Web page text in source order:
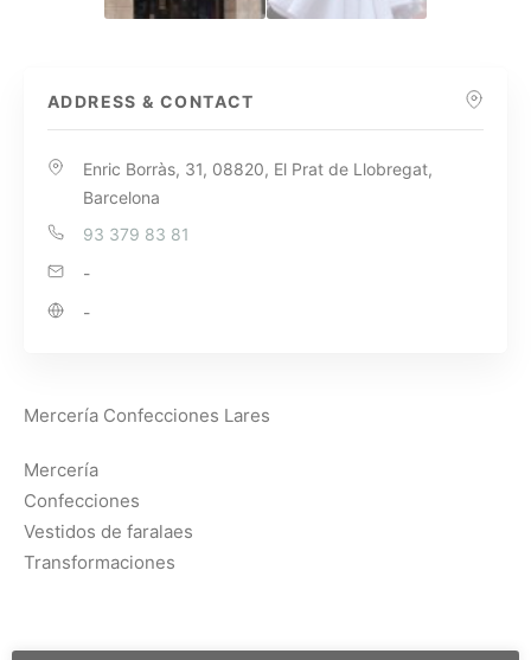
ADDRESS & CONTACT
Enric Borràs, 31, 08820, El Prat de Llobregat,
Barcelona
93 379 83 81
-
-
Mercería Confecciones Lares
Mercería
Confecciones
Vestidos de faralaes
Transformaciones